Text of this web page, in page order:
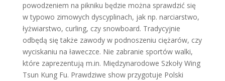
powodzeniem na pikniku będzie można sprawdzić się
w typowo zimowych dyscyplinach, jak np. narciarstwo,
łyżwiarstwo, curling, czy snowboard. Tradycyjnie
odbędą się także zawody w podnoszeniu ciężarów, czy
wyciskaniu na ławeczce. Nie zabranie sportów walki,
które zaprezentują m.in. Międzynarodowe Szkoły Wing
Tsun Kung Fu. Prawdziwe show przygotuje Polski